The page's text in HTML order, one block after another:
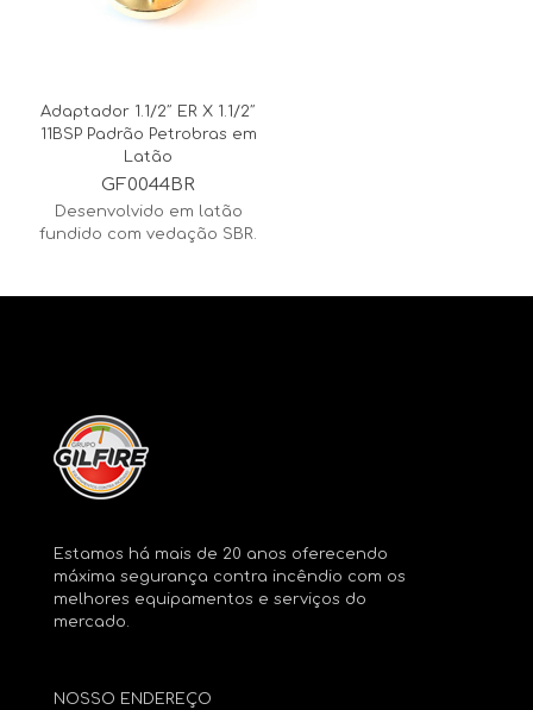
Adaptador 1.1/2″ ER X 1.1/2″
11BSP Padrão Petrobras em
Latão
GF0044BR
Desenvolvido em latão
fundido com vedação SBR.
Estamos há mais de 20 anos oferecendo
máxima segurança contra incêndio com os
melhores equipamentos e serviços do
mercado.
NOSSO ENDEREÇO